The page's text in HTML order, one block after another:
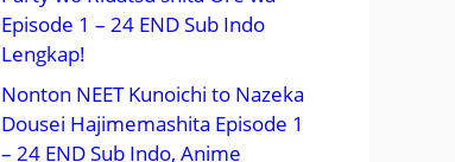
Episode 1 – 24 END Sub Indo
Lengkap!
Nonton NEET Kunoichi to Nazeka
Dousei Hajimemashita Episode 1
– 24 END Sub Indo, Anime